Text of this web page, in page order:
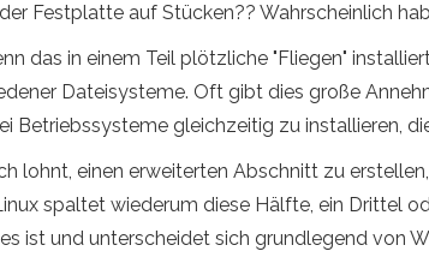
Festplatte auf Stücken?? Wahrscheinlich
das in einem Teil plötzliche "Fliegen"
Dateisysteme. Oft gibt dies große
Betriebssysteme gleichzeitig zu installieren,
lohnt, einen erweiterten Abschnitt zu
spaltet wiederum diese Hälfte, ein Drittel
ist und unterscheidet sich grundlegend von